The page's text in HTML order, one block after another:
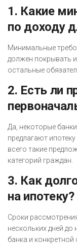
1. Какие
по доходу
Минимальные
должен покрывать
остальные
2. Есть ли
Да, некоторые
предлагают
всего такие
категорий граждан.
3. Как
на ипотеку?
Сроки
нескольких дней до
банка и конкретной